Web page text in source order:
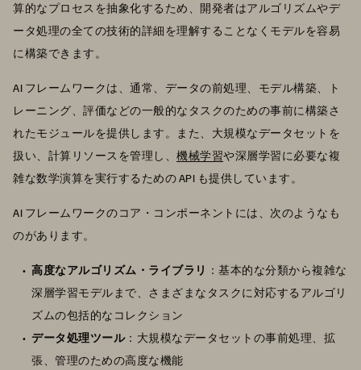
算的なプロセスを抽象化するため、開発者はアルゴリズムやデ
ータ処理の全ての技術的詳細を理解することなくモデルを容易
に構築できます。
AI フレームワークは、通常、データの前処理、モデル構築、ト
レーニング、評価などの一般的なタスクのための事前に構築さ
れたモジュールを提供します。また、大規模なデータセットを
扱い、計算リソースを管理し、 機械学習や深層学習に必要な複
雑な数学演算を実行するための API も提供しています。
AI フレームワークのコア・コンポーネントには、次のようなも
のがあります。
高度なアルゴリズム・ライブラリ ：基本的な分類から複雑な
深層学習モデルまで、さまざまなタスクに対応するアルゴリ
ズムの包括的なコレクション
データ処理ツール：大規模なデータセットの事前処理、拡
張、管理のための高度な機能